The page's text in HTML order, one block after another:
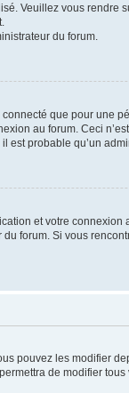
Veuillez vous rendre
du forum.
que pour une
au forum. Ceci
probable qu’un
et votre
forum. Si vous
pouvez les modifier
de modifier